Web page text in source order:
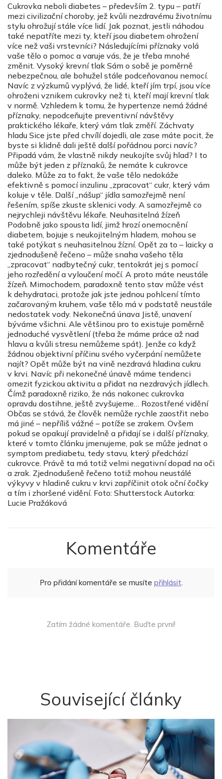
Cukrovka neboli diabetes – především 2. typu – patří
mezi civilizační choroby, jež kvůli nezdravému životnímu
stylu ohrožují stále více lidí. Jak poznat, jestli náhodou
také nepatříte mezi ty, kteří jsou diabetem ohrožení
více než vaši vrstevníci? Následujícími příznaky volá
vaše tělo o pomoc a varuje vás, že je třeba mnohé
změnit. Vysoký krevní tlak Sám o sobě je poměrně
nebezpečnou, ale bohužel stále podceňovanou nemocí.
Navíc z výzkumů vyplývá, že lidé, kteří jím trpí, jsou více
ohroženi vznikem cukrovky než ti, kteří mají krevní tlak
v normě. Vzhledem k tomu, že hypertenze nemá žádné
příznaky, nepodceňujte preventivní návštěvy
praktického lékaře, který vám tlak změří. Záchvaty
hladu Sice jste před chvílí dojedli, ale zase máte pocit, že
byste si klidně dali ještě další pořádnou porci navíc?
Připadá vám, že vlastně nikdy neukojíte svůj hlad? I to
může být jeden z příznaků, že nemáte k cukrovce
daleko. Může za to fakt, že vaše tělo nedokáže
efektivně s pomocí inzulinu „zpracovat“ cukr, který vám
koluje v těle. Další „nášup“ jídla samozřejmě není
řešením, spíše zkuste sklenici vody. A samozřejmě co
nejrychleji návštěvu lékaře. Neuhasitelná žízeň
Podobně jako spousta lidí, jimž hrozí onemocnění
diabetem, bojuje s neukojitelným hladem, mohou se
také potýkat s neuhasitelnou žízní. Opět za to – laicky a
zjednodušeně řečeno – může snaha vašeho těla
„zpracovat“ nadbytečný cukr, tentokrát jej s pomocí
jeho rozředění a vyloučení močí. A proto máte neustále
žízeň. Mimochodem, paradoxně tento stav může vést
k dehydrataci, protože jak jste jednou pohlcení tímto
začarovaným kruhem, vaše tělo má v podstatě neustále
nedostatek vody. Nekonečná únava Jistě, unavení
býváme všichni. Ale většinou pro to existuje poměrně
jednoduché vysvětlení (třeba že máme práce až nad
hlavu a kvůli stresu nemůžeme spát). Jenže co když
žádnou objektivní příčinu svého vyčerpání nemůžete
najít? Opět může být na vině nezdravá hladina cukru
v krvi. Navíc při nekonečné únavě máme tendenci
omezit fyzickou aktivitu a přidat na nezdravých jídlech.
Čímž paradoxně riziko, že nás nakonec cukrovka
opravdu dostihne, ještě zvyšujeme… Rozostřené vidění
Občas se stává, že člověk nemůže rychle zaostřit nebo
má jiné – nepříliš vážné – potíže se zrakem. Ovšem
pokud se opakují pravidelně a přidají se i další příznaky,
které v tomto článku jmenujeme, pak se může jednat o
symptom prediabetu, tedy stavu, který předchází
cukrovce. Právě ta má totiž velmi negativní dopad na oči
a zrak. Zjednodušeně řečeno totiž mohou neustálé
výkyvy v hladině cukru v krvi zapříčinit otok oční čočky
a tím i zhoršené vidění. Foto: Shutterstock Autorka:
Lucie Pražáková
Komentáře
Pro přidání komentáře se musíte přihlásit.
Zatím žádné komentáře. Buďte první!
Související články